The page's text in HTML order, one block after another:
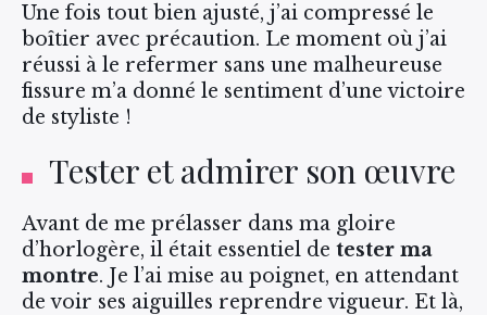
Une fois tout bien ajusté, j’ai compressé le
boîtier avec précaution. Le moment où j’ai
réussi à le refermer sans une malheureuse
fissure m’a donné le sentiment d’une victoire
de styliste !
Tester et admirer son œuvre
Avant de me prélasser dans ma gloire
d’horlogère, il était essentiel de tester ma
montre. Je l’ai mise au poignet, en attendant
de voir ses aiguilles reprendre vigueur. Et là,